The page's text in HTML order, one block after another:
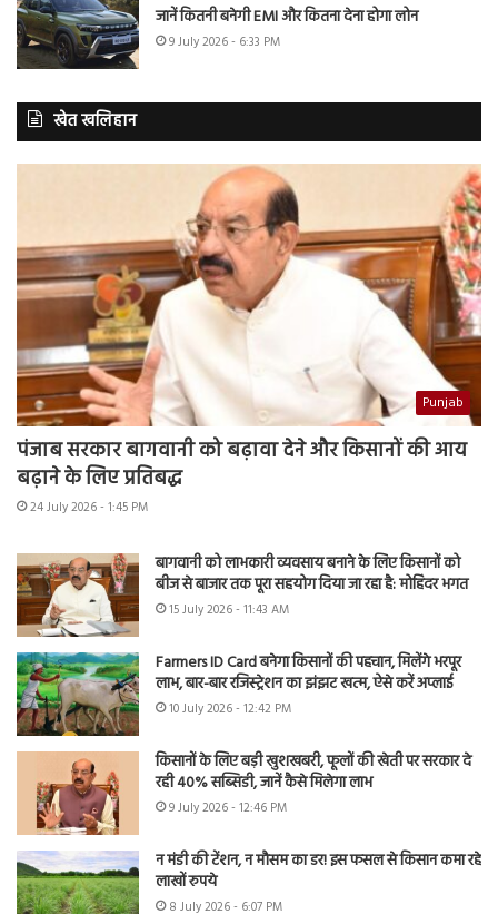
जानें कितनी बनेगी EMI और कितना देना होगा लोन
9 July 2026 - 6:33 PM
खेत खलिहान
Punjab
पंजाब सरकार बागवानी को बढ़ावा देने और किसानों की आय
बढ़ाने के लिए प्रतिबद्ध
24 July 2026 - 1:45 PM
बागवानी को लाभकारी व्यवसाय बनाने के लिए किसानों को
बीज से बाजार तक पूरा सहयोग दिया जा रहा है: मोहिंदर भगत
15 July 2026 - 11:43 AM
Farmers ID Card बनेगा किसानों की पहचान, मिलेंगे भरपूर
लाभ, बार-बार रजिस्ट्रेशन का झंझट खत्म, ऐसे करें अप्लाई
10 July 2026 - 12:42 PM
किसानों के लिए बड़ी खुशखबरी, फूलों की खेती पर सरकार दे
रही 40% सब्सिडी, जानें कैसे मिलेगा लाभ
9 July 2026 - 12:46 PM
न मंडी की टेंशन, न मौसम का डर! इस फसल से किसान कमा रहे
लाखों रुपये
8 July 2026 - 6:07 PM